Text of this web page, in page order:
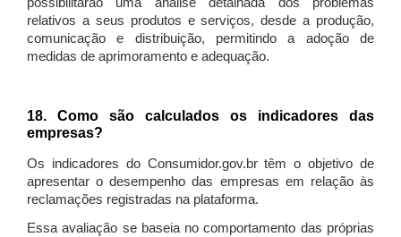
possibilitarão uma análise detalhada dos problemas
relativos a seus produtos e serviços, desde a produção,
comunicação e distribuição, permitindo a adoção de
medidas de aprimoramento e adequação.
18. Como são calculados os indicadores das
empresas?
Os indicadores do Consumidor.gov.br têm o objetivo de
apresentar o desempenho das empresas em relação às
reclamações registradas na plataforma.
Essa avaliação se baseia no comportamento das próprias